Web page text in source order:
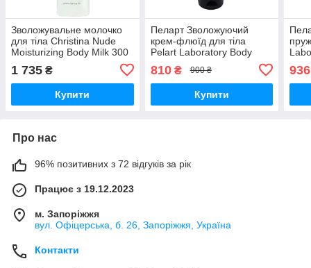
Зволожувальне молочко
для тіла Christina Nude
Moisturizing Body Milk 300
1 735 ₴
Купити
Пеларт Зволожуючий
крем-флюїд для тіла
Pelart Laboratory Body
Cream, 250 мл
810₴ 900 ₴
Купити
NB,
936
Про нас
96% позитивних з 72 відгуків за рік
Працює з 19.12.2023
м. Запоріжжя
вул. Офіцерська, б. 26, Запоріжжя, Україна
Контакти